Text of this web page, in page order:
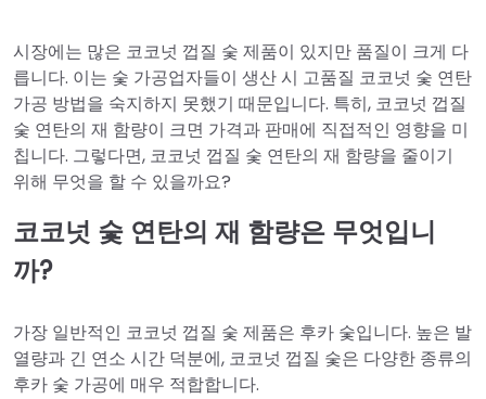
시장에는 많은 코코넛 껍질 숯 제품이 있지만 품질이 크게 다
릅니다. 이는 숯 가공업자들이 생산 시 고품질 코코넛 숯 연탄
가공 방법을 숙지하지 못했기 때문입니다. 특히, 코코넛 껍질
숯 연탄의 재 함량이 크면 가격과 판매에 직접적인 영향을 미
칩니다. 그렇다면, 코코넛 껍질 숯 연탄의 재 함량을 줄이기
위해 무엇을 할 수 있을까요?
코코넛 숯 연탄의 재 함량은 무엇입니
까?
가장 일반적인 코코넛 껍질 숯 제품은 후카 숯입니다. 높은 발
열량과 긴 연소 시간 덕분에, 코코넛 껍질 숯은 다양한 종류의
후카 숯 가공에 매우 적합합니다.